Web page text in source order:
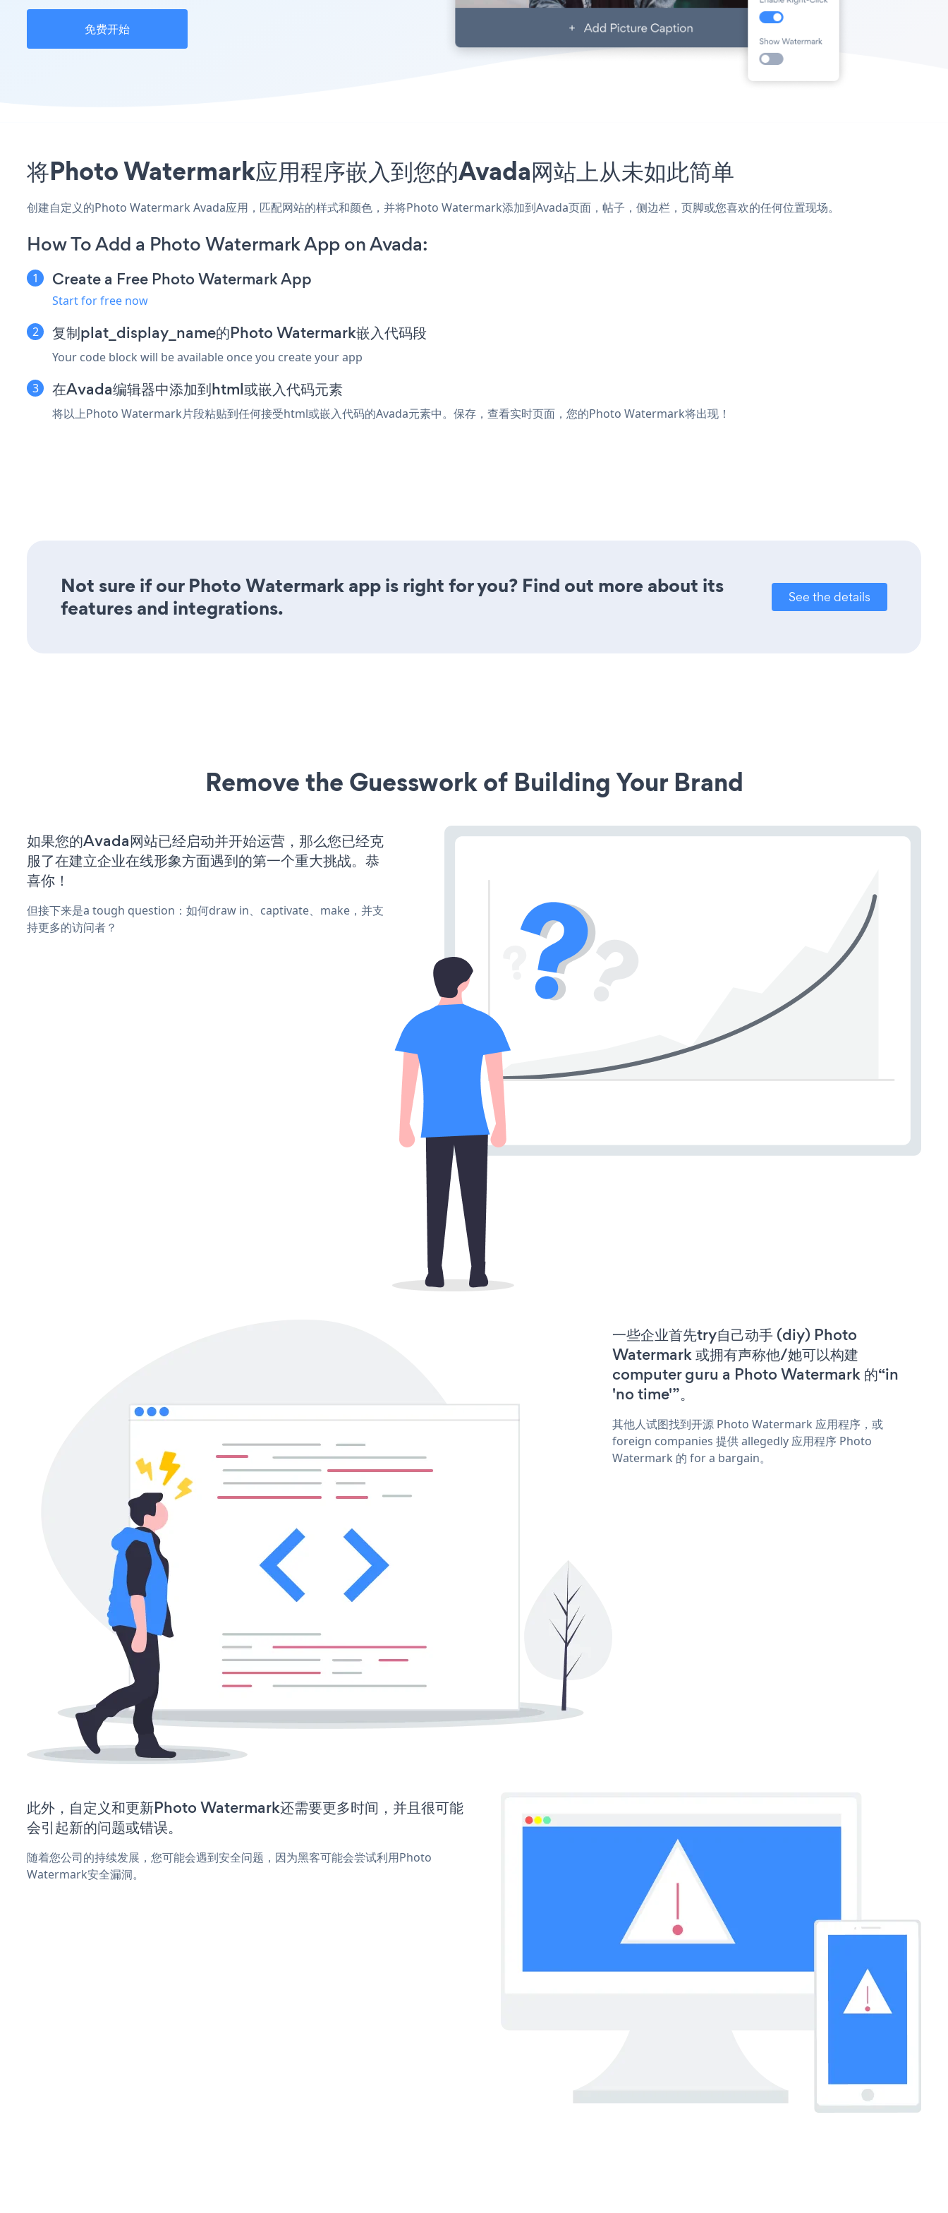
免费开始
将Photo Watermark应用程序嵌入到您的Avada网站上从未如此简单
创建自定义的Photo Watermark Avada应用，匹配网站的样式和颜色，并将Photo Watermark添加到Avada页面，帖子，侧边栏，页脚或您喜欢的任何位置现场。
How To Add a Photo Watermark App on Avada:
Create a Free Photo Watermark App
Start for free now
复制plat_display_name的Photo Watermark嵌入代码段
Your code block will be available once you create your app
在Avada编辑器中添加到html或嵌入代码元素
将以上Photo Watermark片段粘贴到任何接受html或嵌入代码的Avada元素中。保存，查看实时页面，您的Photo Watermark将出现！
Not sure if our Photo Watermark app is right for you? Find out more about its
features and integrations.
See the details
Remove the Guesswork of Building Your Brand
如果您的Avada网站已经启动并开始运营，那么您已经克
服了在建立企业在线形象方面遇到的第一个重大挑战。恭
喜你！
但接下来是a tough question：如何draw in、captivate、make，并支
持更多的访问者？
一些企业首先try自己动手 (diy) Photo
Watermark 或拥有声称他/她可以构建
computer guru a Photo Watermark 的“in
'no time'”。
其他人试图找到开源 Photo Watermark 应用程序，或
foreign companies 提供 allegedly 应用程序 Photo
Watermark 的 for a bargain。
此外，自定义和更新Photo Watermark还需要更多时间，并且很可能
会引起新的问题或错误。
随着您公司的持续发展，您可能会遇到安全问题，因为黑客可能会尝试利用Photo
Watermark安全漏洞。